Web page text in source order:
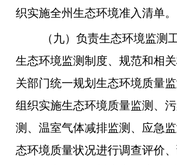
织实施全州生态环境准入清单。
（九）负责生态环境监测工
生态环境监测制度、规范和相
关部门统一规划生态环境质量监
组织实施生态环境质量监测、
测、温室气体减排监测、应急
态环境质量状况进行调查评价